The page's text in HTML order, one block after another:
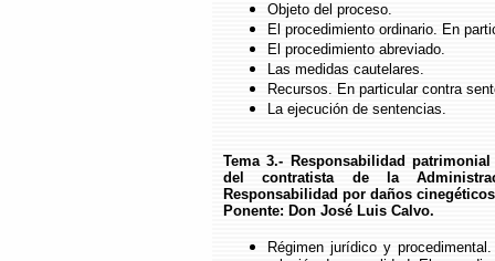
Objeto del proceso.
El procedimiento ordinario. En
El procedimiento abreviado.
Las medidas cautelares.
Recursos. En particular contra
La ejecución de sentencias.
Tema 3.- Responsabilidad
del contratista de la
Responsabilidad por daños
Ponente: Don José Luis Calvo.
Régimen jurídico y